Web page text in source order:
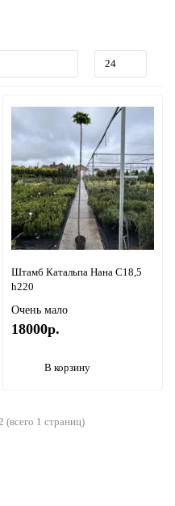
Штамб Катальпа Нана С18,5
h220
Очень мало
18000р.
В корзину
(всего 1 страниц)